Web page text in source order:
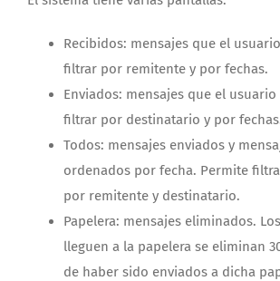
Recibidos: mensajes que el
filtrar por remitente y por fechas.
Enviados: mensajes que el
filtrar por destinatario y por
Todos: mensajes enviados y
ordenados por fecha. Permite
por remitente y destinatario.
Papelera: mensajes eliminados.
lleguen a la papelera se eliminan
de haber sido enviados a dicha